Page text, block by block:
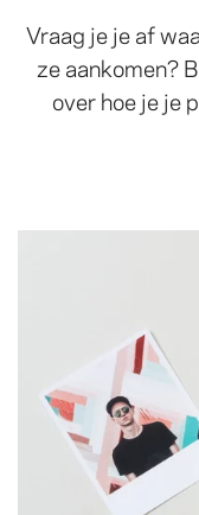
Vraag je je af
ze aankomen?
over hoe je je